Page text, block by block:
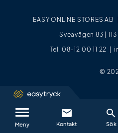
Kontakta
EASY ONLINE STORES
Sveavägen 83 |
Tel. 08-12 00 11 22 |
©
Meny
email search